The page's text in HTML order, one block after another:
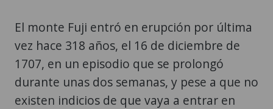
El monte Fuji entró en erupción por última
vez hace 318 años, el 16 de diciembre de
1707, en un episodio que se prolongó
durante unas dos semanas, y pese a que no
existen indicios de que vaya a entrar en